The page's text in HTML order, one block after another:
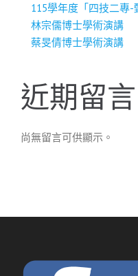
115學年度「四技二專-
林宗儒博士學術演講
蔡旻倩博士學術演講
近期留言
尚無留言可供顯示。